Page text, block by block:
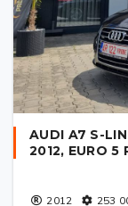
AUDI A7 S-
2012, EURO 5
2012 253